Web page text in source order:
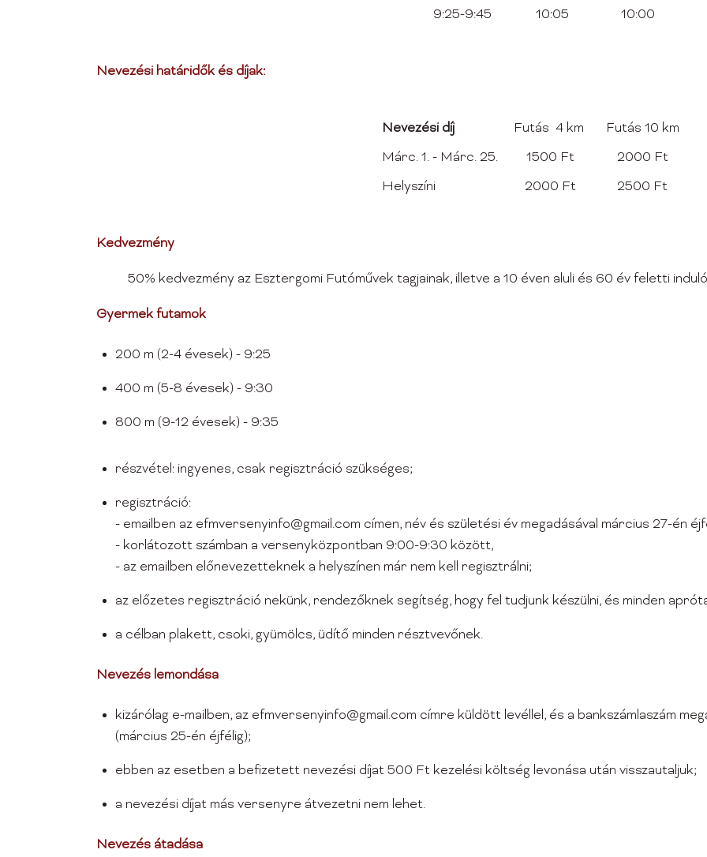
9:25-9:45
10:05 10:00
Nevezési határidők és díjak:
Nevezési díj Futás 4 km
Futás 10 km
Márc. 1. - Márc. 25.
1500 Ft
2000 Ft
Helyszíni
2000 Ft 2500 Ft
Kedvezmény
50% kedvezmény az Esztergomi Futóművek tagjainak, illetve a 10 éven aluli és 60 év feletti
Gyermek futamok
200 m (2-4 évesek) - 9:25
400 m (5-8 évesek) - 9:30
800 m (9-12 évesek) - 9:35
részvétel: ingyenes, csak regisztráció szükséges;
regisztráció:
- emailben az efmversenyinfo@gmail.com címen, név és születési év megadásával március 27-én
- korlátozott számban a versenyközpontban 9:00-9:30 között,
- az emailben előnevezetteknek a helyszínen már nem kell regisztrálni;
az előzetes regisztráció nekünk, rendezőknek segítség, hogy fel tudjunk készülni, és minden
a célban plakett, csoki, gyümölcs, üdítő minden résztvevőnek.
Nevezés lemondása
kizárólag e-mailben, az efmversenyinfo@gmail.com címre küldött levéllel, és a bankszámlaszám
(március 25-én éjfélig);
ebben az esetben a befizetett nevezési díjat 500 Ft kezelési költség levonása után visszautaljuk;
a nevezési díjat más versenyre átvezetni nem lehet.
Nevezés átadása